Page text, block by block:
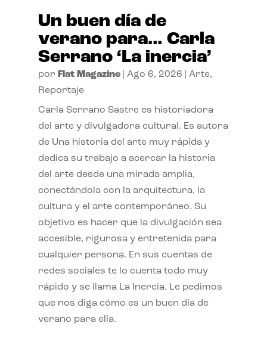
Un buen día de
verano para… Carla
Serrano ‘La inercia’
por Flat Magazine| Ago 6, 2026 Arte,
Reportaje
Carla Serrano Sastre es historiadora
del arte y divulgadora cultural. Es autora
de Una historia del arte muy rápida y
dedica su trabajo a acercar la historia
del arte desde una mirada amplia,
conectándola con la arquitectura, la
cultura y el arte contemporáneo. Su
objetivo es hacer que la divulgación sea
accesible, rigurosa y entretenida para
cualquier persona. En sus cuentas de
redes sociales te lo cuenta todo muy
rápido y se llama La Inercia. Le pedimos
que nos diga cómo es un buen día de
verano para ella.